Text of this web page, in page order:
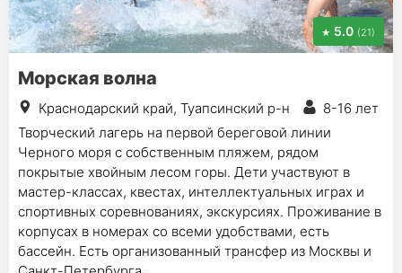
5.0 (21)
Морская волна
Краснодарский край, Туапсинский р-н
8-16 лет
Творческий лагерь на первой береговой линии
Черного моря с собственным пляжем, рядом
покрытые хвойным лесом горы. Дети участвуют в
мастер-классах, квестах, интеллектуальных играх и
спортивных соревнованиях, экскурсиях. Проживание в
корпусах в номерах со всеми удобствами, есть
бассейн. Есть организованный трансфер из Москвы и